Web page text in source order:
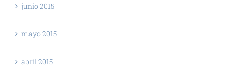
junio 2015
mayo 2015
abril 2015